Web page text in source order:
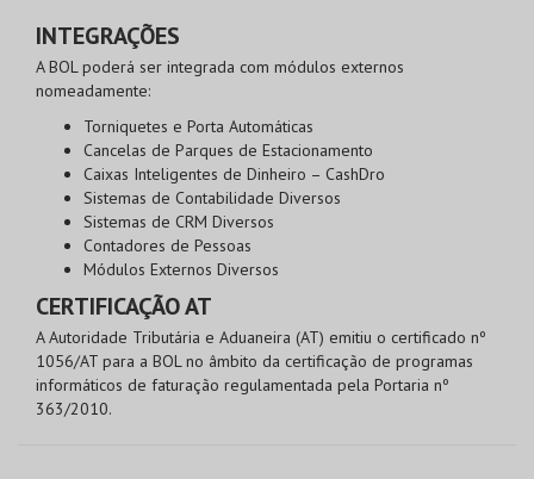
INTEGRAÇÕES
A BOL poderá ser integrada com módulos externos
nomeadamente:
Torniquetes e Porta Automáticas
Cancelas de Parques de Estacionamento
Caixas Inteligentes de Dinheiro – CashDro
Sistemas de Contabilidade Diversos
Sistemas de CRM Diversos
Contadores de Pessoas
Módulos Externos Diversos
CERTIFICAÇÃO AT
A Autoridade Tributária e Aduaneira (AT) emitiu o certificado nº
1056/AT para a BOL no âmbito da certificação de programas
informáticos de faturação regulamentada pela Portaria nº
363/2010.